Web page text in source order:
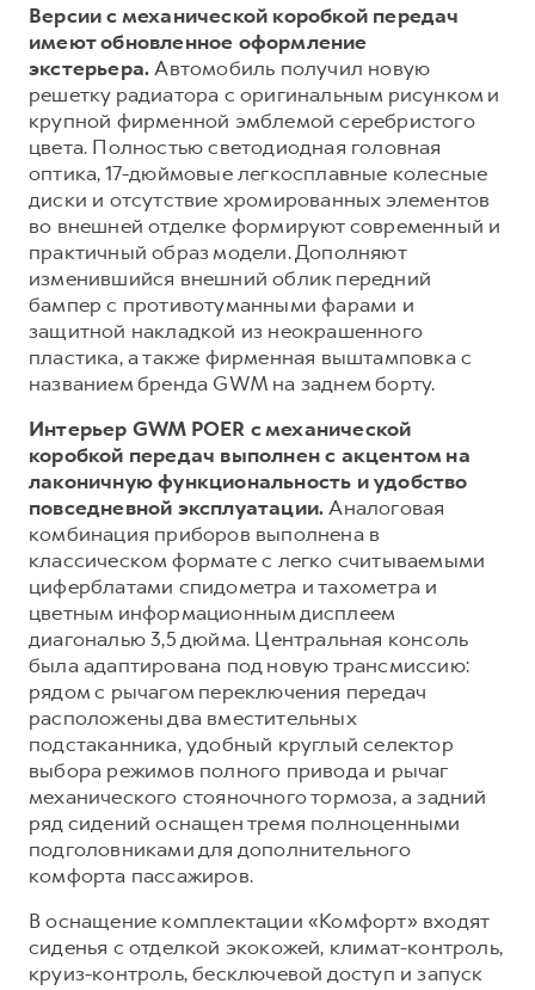
Версии с механической коробкой передач
имеют обновленное оформление
экстерьера.Автомобиль получил новую
решетку радиатора с оригинальным рисунком и
крупной фирменной эмблемой серебристого
цвета. Полностью светодиодная головная
оптика, 17-дюймовые легкосплавные колесные
диски и отсутствие хромированных элементов
во внешней отделке формируют современный и
практичный образ модели. Дополняют
изменившийся внешний облик передний
бампер с противотуманными фарами и
защитной накладкой из неокрашенного
пластика, а также фирменная выштамповка с
названием бренда GWM на заднем борту.
Интерьер GWM POER с механической
коробкой передач выполнен с акцентом на
лаконичную функциональность и удобство
повседневной эксплуатации.Аналоговая
комбинация приборов выполнена в
классическом формате с легко считываемыми
циферблатами спидометра и тахометра и
цветным информационным дисплеем
диагональю 3,5 дюйма. Центральная консоль
была адаптирована под новую трансмиссию:
рядом с рычагом переключения передач
расположены два вместительных
подстаканника, удобный круглый селектор
выбора режимов полного привода и рычаг
механического стояночного тормоза, а задний
ряд сидений оснащен тремя полноценными
подголовниками для дополнительного
комфорта пассажиров.
В оснащение комплектации «Комфорт» входят
сиденья с отделкой экокожей, климат-контроль,
круиз-контроль, бесключевой доступ и запуск